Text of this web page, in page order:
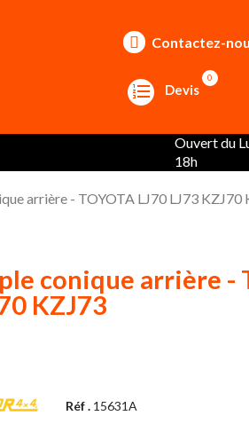
Contactez-
Devis
0
Ouvert du
18h
arrière - TOYOTA LJ70 LJ73 KZJ70
conique arrière -
KZJ73
Réf . 15631A